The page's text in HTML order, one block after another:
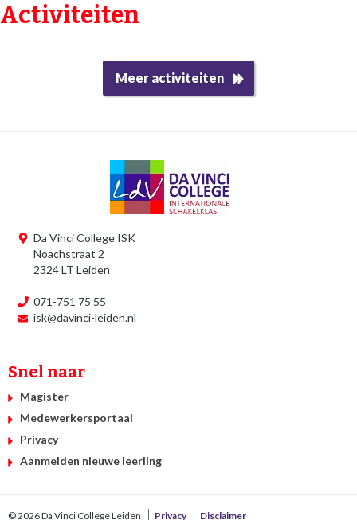
Activiteiten
Meer activiteiten
Da Vinci College ISK
Noachstraat 2
2324 LT Leiden
071-751 75 55
isk@davinci-leiden.nl
Snel naar
Magister
Medewerkersportaal
Privacy
Aanmelden nieuwe leerling
© 2026 Da Vinci College Leiden Privacy Disclaimer